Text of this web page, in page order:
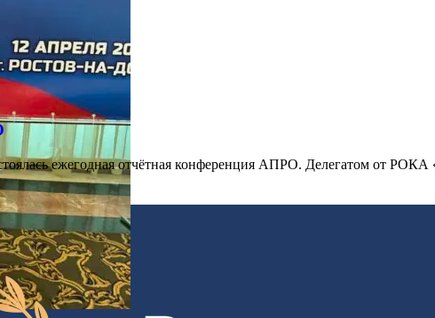
ежегодная отчётная конференция АПРО. Делегатом от